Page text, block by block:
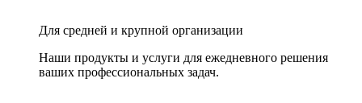
Для средней и крупной организации
Наши продукты и услуги для ежедневного решения
ваших профессиональных задач.